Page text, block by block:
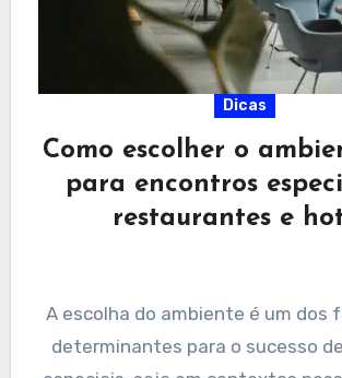
Dicas
Como escolher o
para encontros
restaurantes e
A escolha do ambiente é um dos
determinantes para o sucesso